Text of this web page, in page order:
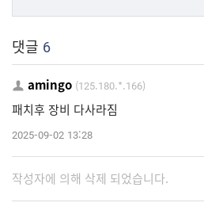
댓글 6
amingo (125.180.*.166)
패치후 장비 다사라짐
2025-09-02 13:28
작성자에 의해 삭제 되었습니다.